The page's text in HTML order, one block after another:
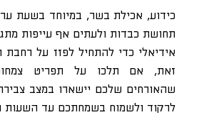
כידוע, אכילת בשר, במיוחד בשעת
תחושת כבדות ולעתים אף עייפות
אידיאלי כדי להתחיל לפזז על רחבת
זאת, אם תלכו על תפריט
שהאורחים שלכם יישארו במצב צבירה
לרקוד ולשמוח בשמחתכם עד השעות